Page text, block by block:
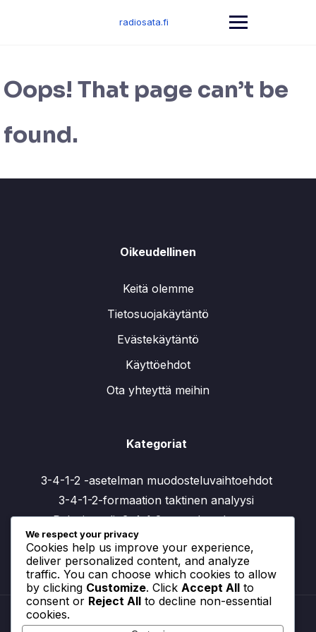
radiosata.fi
Oops! That page can’t be
found.
Oikeudellinen
Keitä olemme
Tietosuojakäytäntö
Evästekäytäntö
Käyttöehdot
Ota yhteyttä meihin
Kategoriat
3-4-1-2 -asetelman muodosteluvaihtoehdot
3-4-1-2-formaation taktinen analyysi
Pelaajaroolit 3-4-1-2 -muodostelmassa
We respect your privacy
Cookies help us improve your experience,
deliver personalized content, and analyze
traffic. You can choose which cookies to allow
by clicking Customize. Click Accept All to
consent or Reject All to decline non-essential
cookies.